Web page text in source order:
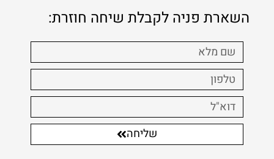
השארת פניה לקבלת שיחה חוזרת:
שליחה